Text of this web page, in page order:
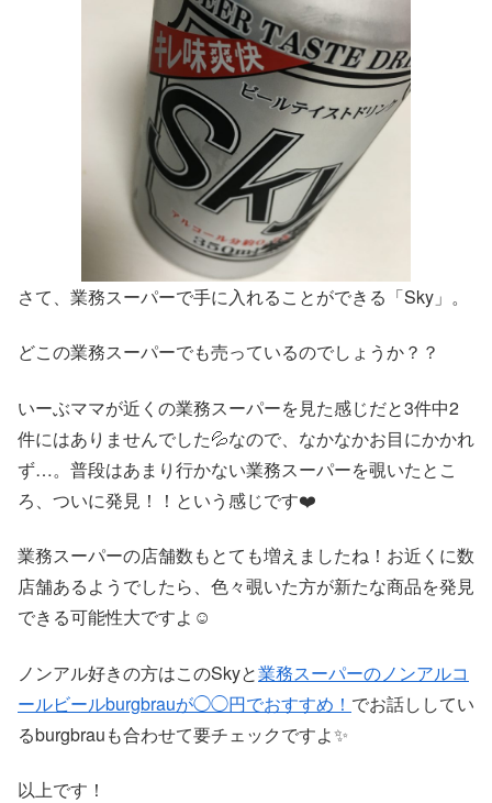
さて、業務スーパーで手に入れることができる「Sky」。
どこの業務スーパーでも売っているのでしょうか？？
いーぶママが近くの業務スーパーを見た感じだと3件中2
件にはありませんでした💦なので、なかなかお目にかかれ
ず…。普段はあまり行かない業務スーパーを覗いたとこ
ろ、ついに発見！！という感じです❤️
業務スーパーの店舗数もとても増えましたね！お近くに数
店舗あるようでしたら、色々覗いた方が新たな商品を発見
できる可能性大ですよ☺️
ノンアル好きの方はこのSkyと業務スーパーのノンアルコ
ールビールburgbrauが◯◯円でおすすめ！ でお話ししてい
るburgbrauも合わせて要チェックですよ✨
以上です！